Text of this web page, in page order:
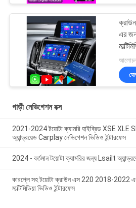
এর
গাড়ী নেভিগেশন বক্স
2021-2024 টয়োটা ক্যামরি হাইব্রিড XSE
অ্যান্ড্রয়েড Carplay নেভিগেশন ভিডিও ইন্টারফেস
2024 - বর্তমান টয়োটা ক্যামরির জন্য Lsailt
কারপ্লে সহ টয়োটা ক্রাউন এস 220 2018-2022 এর
মাল্টিমিডিয়া ভিডিও ইন্টারফেস